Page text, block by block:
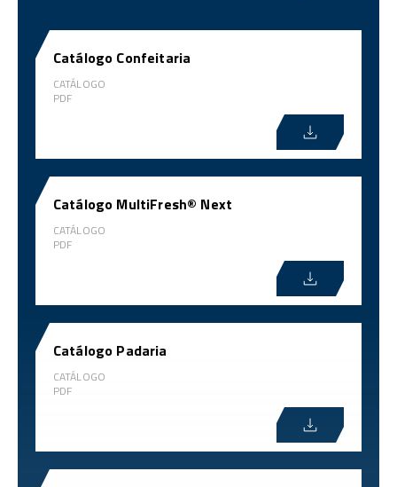
Catálogo Confeitaria
CATÁLOGO
PDF
Catálogo MultiFresh® Next
CATÁLOGO
PDF
Catálogo Padaria
CATÁLOGO
PDF